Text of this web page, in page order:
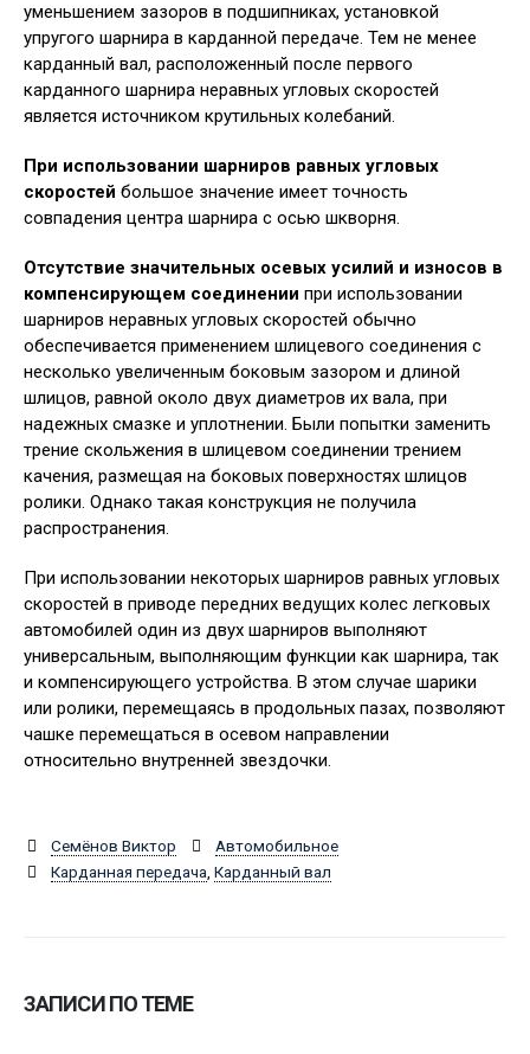
уменьшением зазоров в подшипниках, установкой
упругого шарнира в карданной передаче. Тем не менее
карданный вал, расположенный после первого
карданного шарнира неравных угловых скоростей
является источником крутильных колебаний.
При использовании шарниров равных угловых
скоростей большое значение имеет точность
совпадения центра шарнира с осью шкворня.
Отсутствие значительных осевых усилий и износов в
компенсирующем соединении при использовании
шарниров неравных угловых скоростей обычно
обеспечивается применением шлицевого соединения с
несколько увеличенным боковым зазором и длиной
шлицов, равной около двух диаметров их вала, при
надежных смазке и уплотнении. Были попытки заменить
трение скольжения в шлицевом соединении трением
качения, размещая на боковых поверхностях шлицов
ролики. Однако такая конструкция не получила
распространения.
При использовании некоторых шарниров равных угловых
скоростей в приводе передних ведущих колес легковых
автомобилей один из двух шарниров выполняют
универсальным, выполняющим функции как шарнира, так
и компенсирующего устройства. В этом случае шарики
или ролики, перемещаясь в продольных пазах, позволяют
чашке перемещаться в осевом направлении
относительно внутренней звездочки.
Семёнов Виктор
Автомобильное
Карданная передача Карданный вал
ЗАПИСИ ПО ТЕМЕ